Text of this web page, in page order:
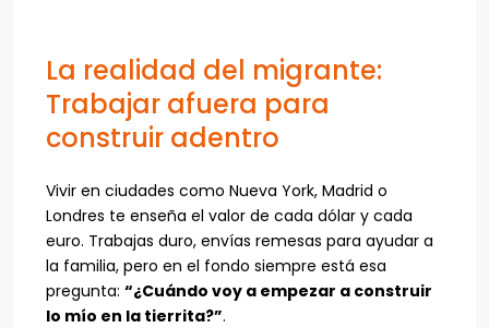
La realidad del migrante:
Trabajar afuera para
construir adentro
Vivir en ciudades como Nueva York, Madrid o
Londres te enseña el valor de cada dólar y cada
euro. Trabajas duro, envías remesas para ayudar a
la familia, pero en el fondo siempre está esa
pregunta: “¿Cuándo voy a empezar a construir
lo mío en la tierrita?”.